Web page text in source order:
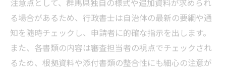
注意点として、群馬県独自の様式や追加資料が求められ
る場合があるため、行政書士は自治体の最新の要綱や通
知を随時チェックし、申請者に的確な指示を出します。
また、各書類の内容は審査担当者の視点でチェックされ
るため、根拠資料や添付書類の整合性にも細心の注意が